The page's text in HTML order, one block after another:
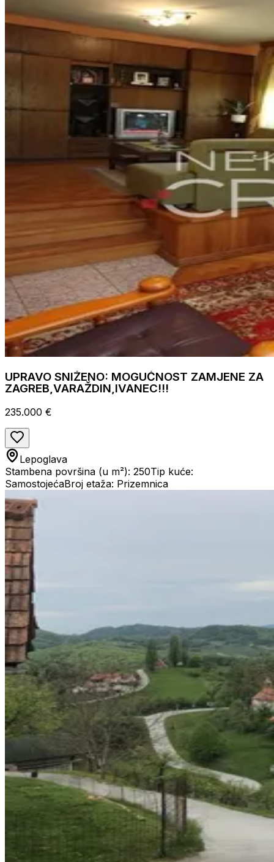
UPRAVO SNIŽENO: MOGUĆNOST ZAMJENE ZA
ZAGREB,VARAŽDIN,IVANEC!!!
235.000 €
Lepoglava
Stambena površina (u m²): 250Tip kuće:
SamostojećaBroj etaža: Prizemnica